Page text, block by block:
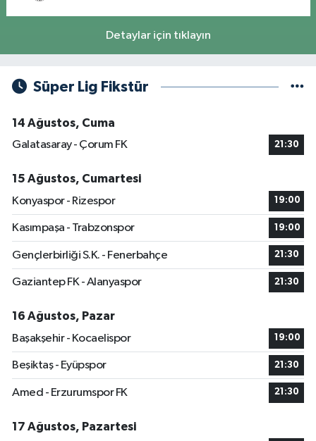
Detaylar için tıklayın
Süper Lig Fikstür
14 Ağustos, Cuma
Galatasaray - Çorum FK
21:30
15 Ağustos, Cumartesi
Konyaspor - Rizespor
19:00
Kasımpaşa - Trabzonspor 19:00
Gençlerbirliği S.K. - Fenerbahçe 21:30
Gaziantep FK - Alanyaspor 21:30
16 Ağustos, Pazar
Başakşehir - Kocaelispor
19:00
Beşiktaş - Eyüpspor 21:30
Amed - Erzurumspor FK 21:30
17 Ağustos, Pazartesi